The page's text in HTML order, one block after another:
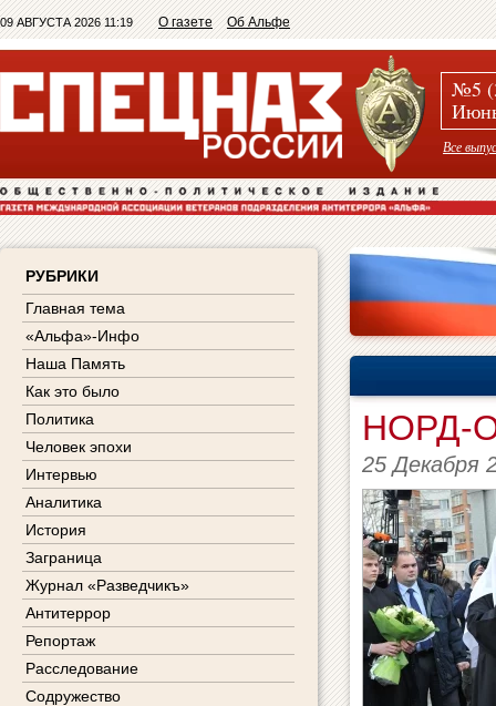
09 АВГУСТА 2026 11:19 О газете Об Альфе
№5
Все
РУБРИКИ
Главная тема
«Альфа»-Инфо
Наша Память
Как это было
Политика
Человек эпохи
Интервью
Аналитика
История
Заграница
Журнал «Разведчикъ»
Антитеррор
Репортаж
Расследование
Содружество
НОРД-
25 Декабря